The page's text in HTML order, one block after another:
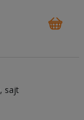
sajt